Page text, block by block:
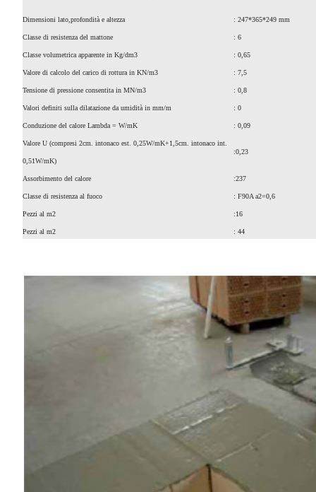
Dimensioni lato,profondità e altezza : 247*365*249 mm
Classe di resistenza del mattone : 6
Classe volumetrica apparente in Kg/dm3 : 0,65
Valore di calcolo del carico di rottura in KN/m3 : 7,5
Tensione di pressione consentita in MN/m3 : 0,8
Valori definiti sulla dilatazione da umidità in mm/m : 0
Conduzione del calore Lambda = W/mK : 0,09
Valore U (compresi 2cm. intonaco est. 0,25W/mK+1,5cm. intonaco int.
0,51W/mK)
:0,23
Assorbimento del calore :237
Classe di resistenza al fuoco : F90A a2=0,6
Pezzi al m2 :16
Pezzi al m2 : 44